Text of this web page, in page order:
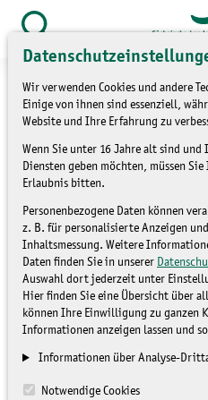
Wir verwenden Cookies und andere
Einige von ihnen sind essenziell,
Website und Ihre Erfahrung zu
Wenn Sie unter 16 Jahre alt sind
Diensten geben möchten, müssen
Erlaubnis bitten.
Personenbezogene Daten können
z. B. für personalisierte Anzeigen
Inhaltsmessung. Weitere
Daten finden Sie in unserer
Auswahl dort jederzeit unter
Hier finden Sie eine Übersicht über
können Ihre Einwilligung zu ganzen
Informationen anzeigen lassen und
Informationen über Analyse-
Notwendige Cookies
Zum
Inhalt
springen
Suche
öffnen
Service » Presse und
» Pressematerial